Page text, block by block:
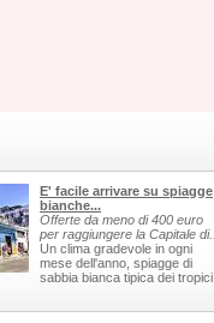
E' facile arrivare su spiagge
bianche...
Offerte da meno di 400 euro
per raggiungere la Capitale di...
Un clima gradevole in ogni
mese dell'anno, spiagge di
sabbia bianca tipica dei tropici